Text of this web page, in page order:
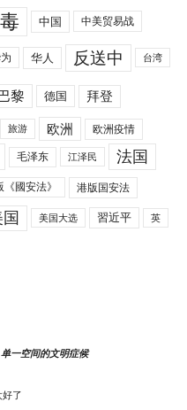
中国 中美贸易战
华人 反送中 台湾
黎 德国 拜登
旅游 欧洲 欧洲疫情
毛泽东 江泽民 法国
《國安法》 港版国安法
美国大选 習近平 英
一空间的文明症候
好了